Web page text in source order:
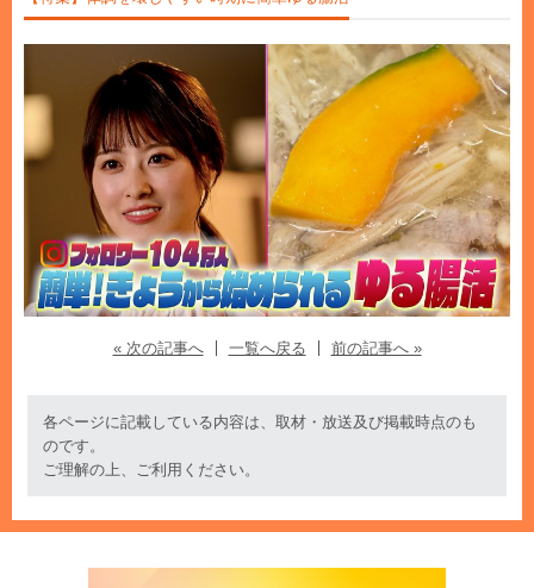
« 次の記事へ 一覧へ戻る 前の記事へ »
各ページに記載している内容は、取材・放送及び掲載時点のも
のです。
ご理解の上、ご利用ください。